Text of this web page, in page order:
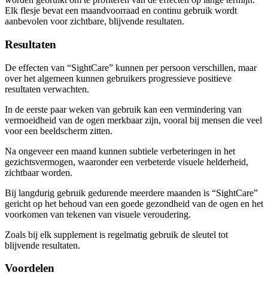
Elk flesje bevat een maandvoorraad en continu gebruik wordt
aanbevolen voor zichtbare, blijvende resultaten.
Resultaten
De effecten van “SightCare” kunnen per persoon verschillen, maar
over het algemeen kunnen gebruikers progressieve positieve
resultaten verwachten.
In de eerste paar weken van gebruik kan een vermindering van
vermoeidheid van de ogen merkbaar zijn, vooral bij mensen die veel
voor een beeldscherm zitten.
Na ongeveer een maand kunnen subtiele verbeteringen in het
gezichtsvermogen, waaronder een verbeterde visuele helderheid,
zichtbaar worden.
Bij langdurig gebruik gedurende meerdere maanden is “SightCare”
gericht op het behoud van een goede gezondheid van de ogen en het
voorkomen van tekenen van visuele veroudering.
Zoals bij elk supplement is regelmatig gebruik de sleutel tot
blijvende resultaten.
Voordelen